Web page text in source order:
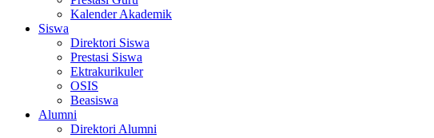
Kalender Akademik
Siswa
Direktori Siswa
Prestasi Siswa
Ektrakurikuler
OSIS
Beasiswa
Alumni
Direktori Alumni